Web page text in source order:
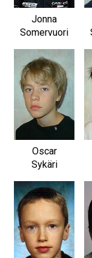
Jonna
Somervuori
Oscar
Sykäri